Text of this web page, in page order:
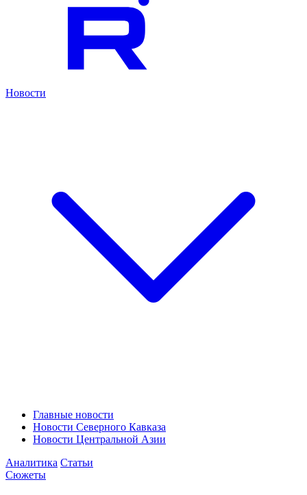
Новости
Главные новости
Новости Северного Кавказа
Новости Центральной Азии
Аналитика Статьи
Сюжеты